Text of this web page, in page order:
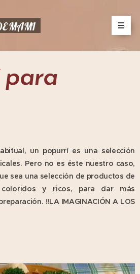
MAMI
para
un popurrí es una selección
Pero no es éste nuestro caso,
sea una selección de productos de
y ricos, para dar más
!!LA IMAGINACIÓN A LOS